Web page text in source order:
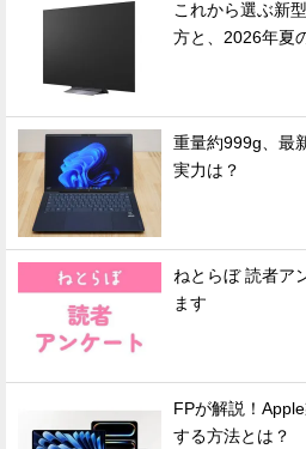
これから選ぶ新
方と、2026年夏
重量約999g、最
実力は？
ねとらぼ 読者ア
ます
FPが解説！
する方法とは？